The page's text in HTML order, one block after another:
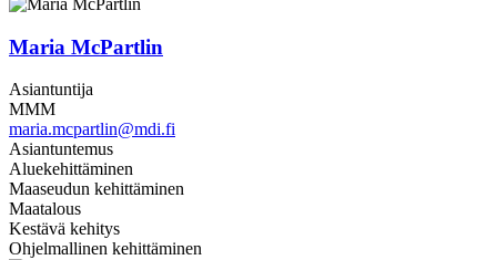
Maria McPartlin
Asiantuntija
MMM
maria.mcpartlin@mdi.fi
Asiantuntemus
Aluekehittäminen
Maaseudun kehittäminen
Maatalous
Kestävä kehitys
Ohjelmallinen kehittäminen